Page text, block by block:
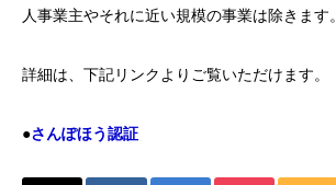
人事業主やそれに近い規模の事業は除きます。
詳細は、下記リンクよりご覧いただけます。
●さんぽほう認証